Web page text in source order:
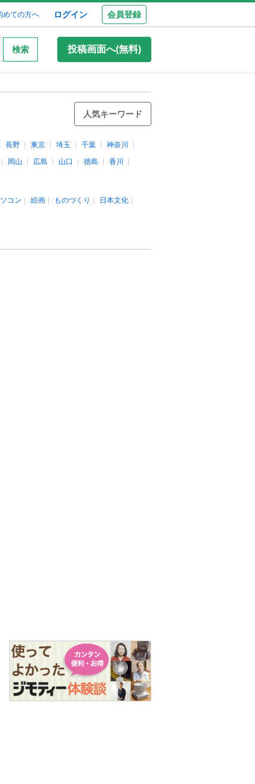
めての方へ ログイン 会員登録
検索 投稿画面へ(無料)
人気キーワード
長野 東京 埼玉 千葉
神奈川
岡山 広島 山口 徳島
香川
コン 絵画 ものづくり
日本文化